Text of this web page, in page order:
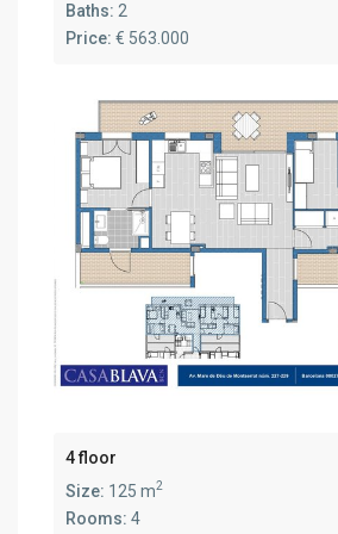
Baths: 2
Price:€ 563.000
4 floor
Size: 125 m2
Rooms:4